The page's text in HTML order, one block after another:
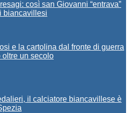
così san Giovanni “entrava”
biancavillesi
e la cartolina dal fronte di guerra
oltre un secolo
il calciatore biancavillese è